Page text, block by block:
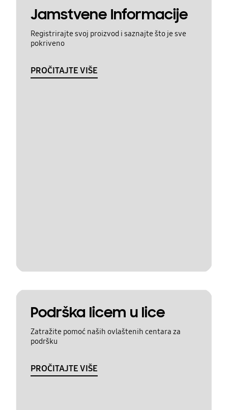
Jamstvene Informacije
Registrirajte svoj proizvod i saznajte što je sve
pokriveno
PROČITAJTE VIŠE
Podrška licem u lice
Zatražite pomoć naših ovlaštenih centara za
podršku
PROČITAJTE VIŠE